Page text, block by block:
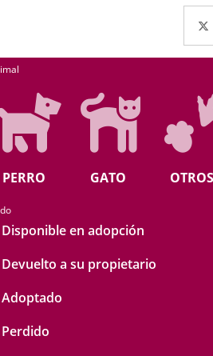
PERRO GATO OTROS
Disponible en adopción
Devuelto a su propietario
Adoptado
Perdido